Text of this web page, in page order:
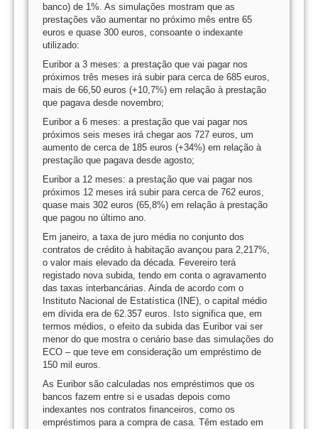
banco) de 1%. As simulações mostram que as
prestações vão aumentar no próximo mês entre 65
euros e quase 300 euros, consoante o indexante
utilizado:
Euribor a 3 meses: a prestação que vai pagar nos
próximos três meses irá subir para cerca de 685 euros,
mais de 66,50 euros (+10,7%) em relação à prestação
que pagava desde novembro;
Euribor a 6 meses: a prestação que vai pagar nos
próximos seis meses irá chegar aos 727 euros, um
aumento de cerca de 185 euros (+34%) em relação à
prestação que pagava desde agosto;
Euribor a 12 meses: a prestação que vai pagar nos
próximos 12 meses irá subir para cerca de 762 euros,
quase mais 302 euros (65,8%) em relação à prestação
que pagou no último ano.
Em janeiro, a taxa de juro média no conjunto dos
contratos de crédito à habitação avançou para 2,217%,
o valor mais elevado da década. Fevereiro terá
registado nova subida, tendo em conta o agravamento
das taxas interbancárias. Ainda de acordo com o
Instituto Nacional de Estatística (INE), o capital médio
em dívida era de 62.357 euros. Isto significa que, em
termos médios, o efeito da subida das Euribor vai ser
menor do que mostra o cenário base das simulações do
ECO – que teve em consideração um empréstimo de
150 mil euros.
As Euribor são calculadas nos empréstimos que os
bancos fazem entre si e usadas depois como
indexantes nos contratos financeiros, como os
empréstimos para a compra de casa. Têm estado em